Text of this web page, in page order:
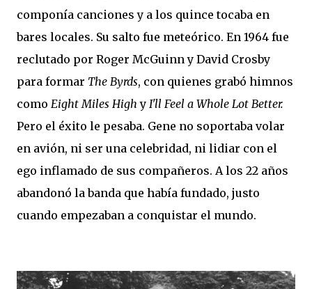
componía canciones y a los quince tocaba en
bares locales. Su salto fue meteórico. En 1964 fue
reclutado por Roger McGuinn y David Crosby
para formar The Byrds, con quienes grabó himnos
como Eight Miles Highy I'll Feel a Whole Lot Better.
Pero el éxito le pesaba. Gene no soportaba volar
en avión, ni ser una celebridad, ni lidiar con el
ego inflamado de sus compañeros. A los 22 años
abandonó la banda que había fundado, justo
cuando empezaban a conquistar el mundo.